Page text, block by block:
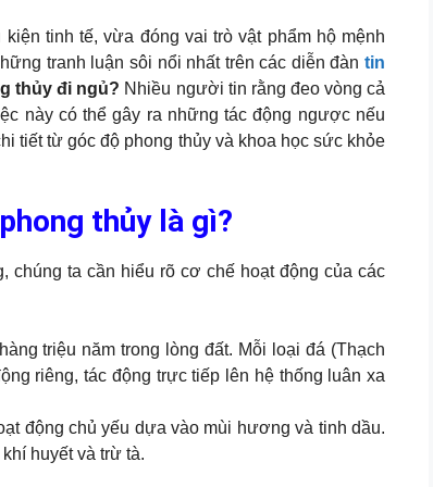
tinh tế, vừa đóng vai trò vật phẩm hộ mệnh
tranh luận sôi nổi nhất trên các diễn đàn tin
thủy đi ngủ? Nhiều người tin rằng đeo vòng cả
này có thể gây ra những tác động ngược nếu
tiết từ góc độ phong thủy và khoa học sức khỏe
thủy là gì?
chúng ta cần hiểu rõ cơ chế hoạt động của các
triệu năm trong lòng đất. Mỗi loại đá (Thạch
riêng, tác động trực tiếp lên hệ thống luân xa
động chủ yếu dựa vào mùi hương và tinh dầu.
huyết và trừ tà.